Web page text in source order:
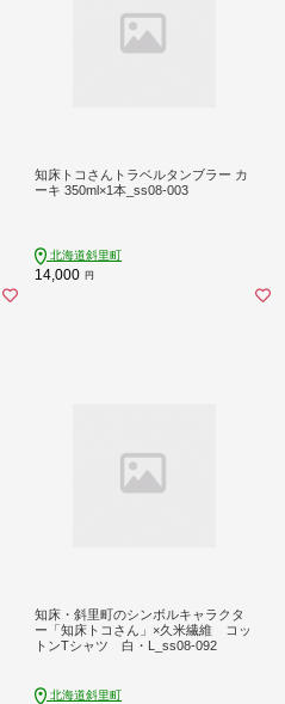
知床トコさんトラベルタンブラー カ
ーキ 350ml×1本_ss08-003
北海道斜里町
14,000 円
知床・斜里町のシンボルキャラクタ
ー「知床トコさん」×久米繊維 コッ
トンTシャツ 白・L_ss08-092
北海道斜里町